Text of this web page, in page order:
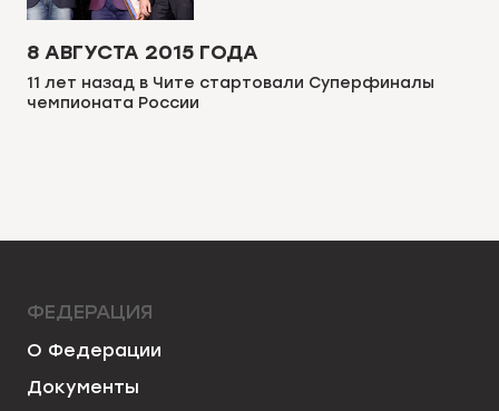
8 АВГУСТА 2015 ГОДА
11 лет назад в Чите стартовали Суперфиналы
чемпионата России
ФЕДЕРАЦИЯ
О Федерации
Документы